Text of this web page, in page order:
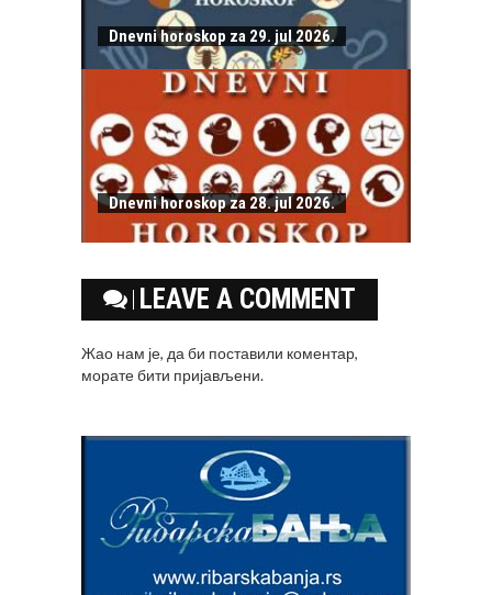
Dnevni horoskop za 29. jul 2026.
Dnevni horoskop za 28. jul 2026.
LEAVE A COMMENT
Жао нам је, да би поставили коментар,
моратебити пријављени.